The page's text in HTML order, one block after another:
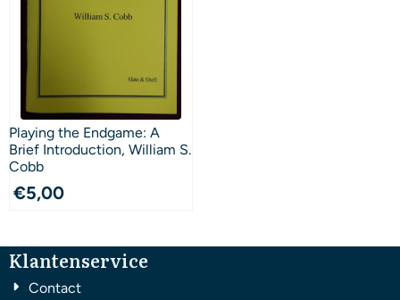
Playing the Endgame: A
Brief Introduction, William S.
Cobb
€5,00
Klantenservice
Contact